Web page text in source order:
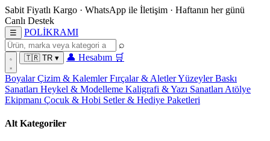
Sabit Fiyatlı Kargo · WhatsApp ile İletişim · Haftanın her günü
Canlı Destek
☰ POLİKRAMI
⌕
🇹🇷 TR ▾ 👤 Hesabım 🛒
BoyalarÇizim & KalemlerFırçalar & AletlerYüzeylerBaskı
Sanatları Heykel & Modelleme Kaligrafi & Yazı Sanatları Atölye
Ekipmanı Çocuk & Hobi Setler & Hediye Paketleri
Alt Kategoriler